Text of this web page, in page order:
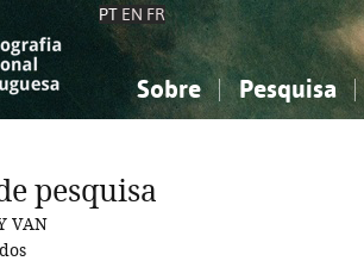
PT EN FR
Sobre Pesquisa
Ciências sociais...
Ciências sociais...
pesquisa
VAN